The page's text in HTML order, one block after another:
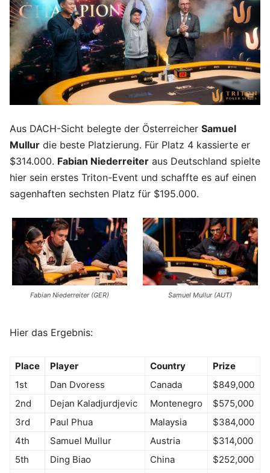
Aus DACH-Sicht belegte der Österreicher Samuel
Mullur die beste Platzierung. Für Platz 4 kassierte er
$314.000. Fabian Niederreiter aus Deutschland spielte
hier sein erstes Triton-Event und schaffte es auf einen
sagenhaften sechsten Platz für $195.000.
Fabian Niederreiter (GER) Samuel Mullur (AUT)
Hier das Ergebnis:
Place Player Country
Prize
1st
Dan Dvoress Canada
$849,000
2nd
Dejan Kaladjurdjevic Montenegro
$575,000
3rd
Paul Phua Malaysia
$384,000
4th
Samuel Mullur Austria
$314,000
5th
Ding Biao China
$252,000